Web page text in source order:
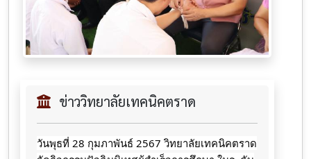
ข่าววิทยาลัยเทคนิคตราด
วันพุธที่ 28 กุมภาพันธ์ 2567 วิทยาลัยเทคนิคตราด